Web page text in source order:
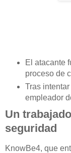
El atacante
proceso de
Tras
empleador
Un
seguridad
KnowBe4, que